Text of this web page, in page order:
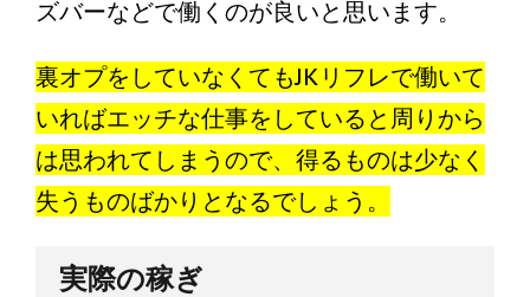
ズバーなどで働くのが良いと思います。
裏オプをしていなくてもJKリフレで働いて
いればエッチな仕事をしていると周りから
は思われてしまうので、得るものは少なく
失うものばかりとなるでしょう。
実際の稼ぎ